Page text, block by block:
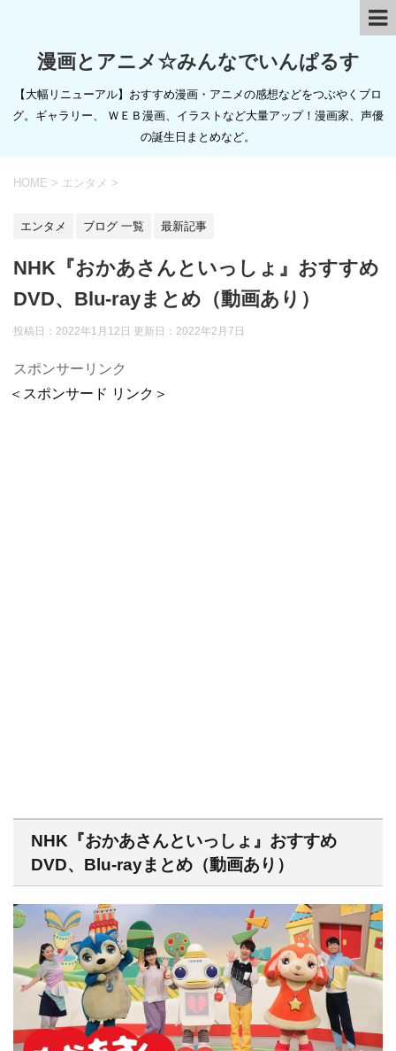
漫画とアニメ☆みんなでいんぱるす
【大幅リニューアル】おすすめ漫画・アニメの感想などをつぶやくブロ
グ。ギャラリー、 ＷＥＢ漫画、イラストなど大量アップ！漫画家、声優
の誕生日まとめなど。
HOME > エンタメ >
エンタメ ブログ 一覧 最新記事
NHK『おかあさんといっしょ』おすすめ
DVD、Blu-rayまとめ（動画あり）
投稿日：2022年1月12日 更新日： 2022年2月7日
スポンサーリンク
＜スポンサード リンク＞
NHK『おかあさんといっしょ』おすすめ
DVD、Blu-rayまとめ（動画あり）